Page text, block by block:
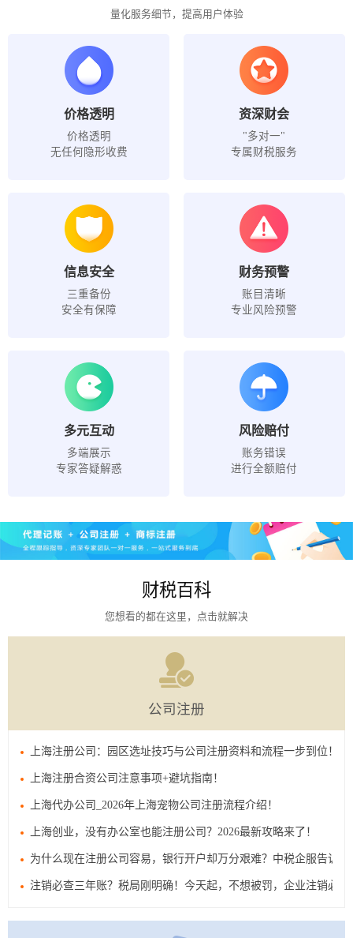
量化服务细节，提高用户体验
价格透明
价格透明
无任何隐形收费
资深财会
"多对一"
专属财税服务
信息安全
三重备份
安全有保障
财务预警
账目清晰
专业风险预警
多元互动
多端展示
专家答疑解惑
风险赔付
账务错误
进行全额赔付
财税百科
您想看的都在这里，点击就解决
公司注册
上海注册公司：园区选址技巧与公司注册资料和流程一步到位！
上海注册合资公司注意事项+避坑指南！
上海代办公司_2026年上海宠物公司注册流程介绍！
上海创业，没有办公室也能注册公司？2026最新攻略来了！
为什么现在注册公司容易，银行开户却万分艰难？中税企服告诉您
注销必查三年账？税局刚明确！今天起，不想被罚，企业注销必须